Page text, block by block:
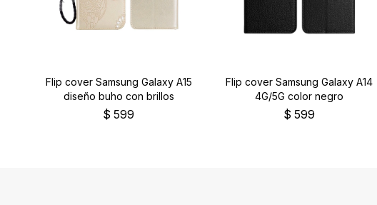
Flip cover Samsung Galaxy A15
diseño buho con brillos
$ 599
Flip cover Samsung Galaxy A14
4G/5G color negro
$ 599